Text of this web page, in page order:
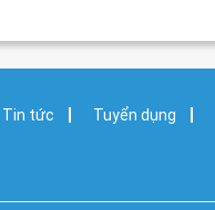
Tin tức Tuyển dụng